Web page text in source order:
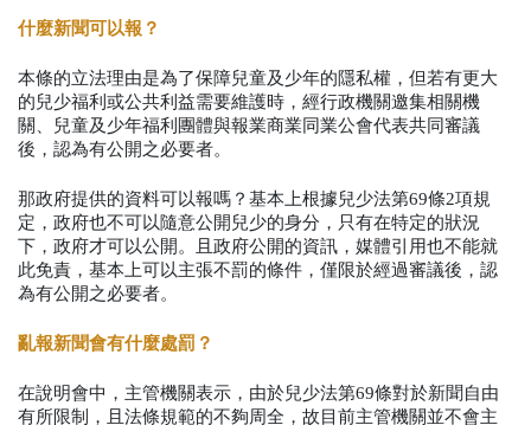
什麼新聞可以報？
本條的立法理由是為了保障兒童及少年的隱私權，但若有更大
的兒少福利或公共利益需要維護時，經行政機關邀集相關機
關、兒童及少年福利團體與報業商業同業公會代表共同審議
後，認為有公開之必要者。
那政府提供的資料可以報嗎？基本上根據兒少法第69條2項規
定，政府也不可以隨意公開兒少的身分，只有在特定的狀況
下，政府才可以公開。且政府公開的資訊，媒體引用也不能就
此免責，基本上可以主張不罰的條件，僅限於經過審議後，認
為有公開之必要者。
亂報新聞會有什麼處罰？
在說明會中，主管機關表示，由於兒少法第69條對於新聞自由
有所限制，且法條規範的不夠周全，故目前主管機關並不會主